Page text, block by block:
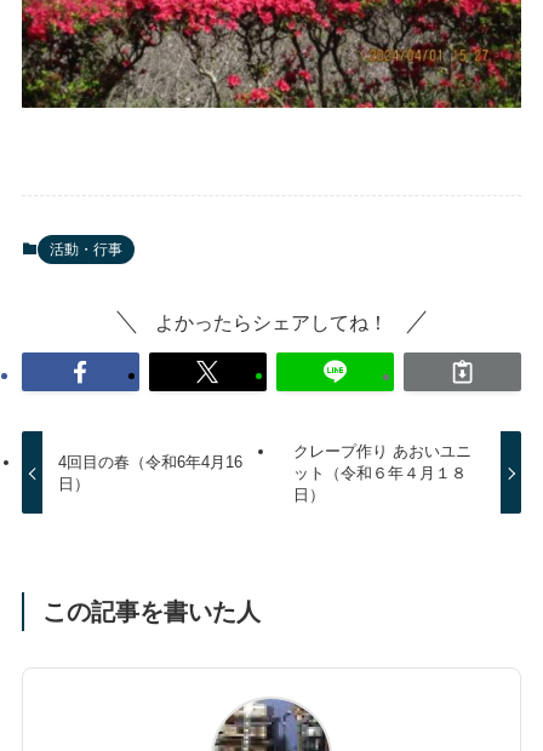
活動・行事
よかったらシェアしてね！
4回目の春（令和6年4月16
日）
クレープ作り あおいユニ
ット（令和６年４月１８
日）
この記事を書いた人